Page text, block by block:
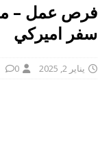
فرص عمل –
سفر اميركي
يناير 2, 2025 0